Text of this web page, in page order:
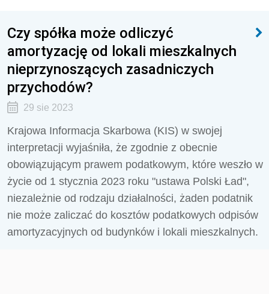
Czy spółka może odliczyć
amortyzację od lokali mieszkalnych
nieprzynoszących zasadniczych
przychodów?
29 sie 2023
Krajowa Informacja Skarbowa (KIS) w swojej
interpretacji wyjaśniła, że zgodnie z obecnie
obowiązującym prawem podatkowym, które weszło w
życie od 1 stycznia 2023 roku "ustawa Polski Ład",
niezależnie od rodzaju działalności, żaden podatnik
nie może zaliczać do kosztów podatkowych odpisów
amortyzacyjnych od budynków i lokali mieszkalnych.